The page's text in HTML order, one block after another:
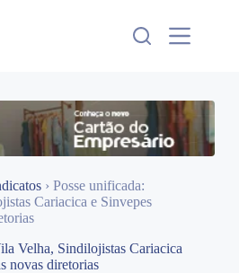
› Posse unificada:
Cariacica e Sinvepes
Velha, Sindilojistas Cariacica
novas diretorias